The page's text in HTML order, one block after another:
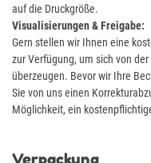
auf die Druckgröße.
Visualisierungen & Freigabe:
Gern stellen wir Ihnen eine
zur Verfügung, um sich von
überzeugen. Bevor wir Ihre
Sie von uns einen
Möglichkeit, ein
Verpackung